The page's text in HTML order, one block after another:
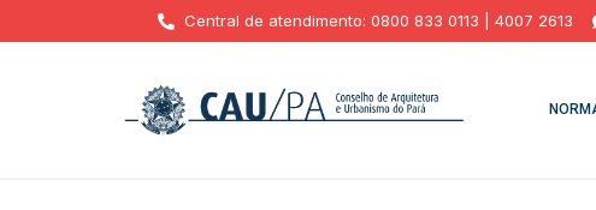
Central de atendimento: 0800 833 0113 | 4007 2613